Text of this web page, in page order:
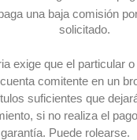
una baja comisión
solicitado.
exige que el particular
comitente en un
suficientes que
si no realiza el
garantía. Puede rolearse.